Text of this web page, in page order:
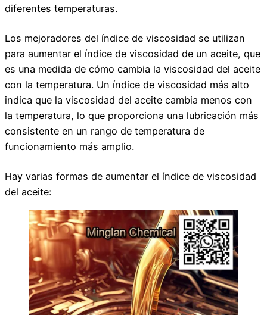
diferentes temperaturas.
Los mejoradores del índice de viscosidad se utilizan
para aumentar el índice de viscosidad de un aceite, que
es una medida de cómo cambia la viscosidad del aceite
con la temperatura. Un índice de viscosidad más alto
indica que la viscosidad del aceite cambia menos con
la temperatura, lo que proporciona una lubricación más
consistente en un rango de temperatura de
funcionamiento más amplio.
Hay varias formas de aumentar el índice de viscosidad
del aceite: